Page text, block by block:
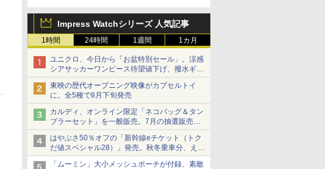
Impress Watchシリーズ 人気記事
1時間 24時間 1週間 1カ月
ユニクロ、今日から「お盆特別セール」。涼感
シアサッカーワンピース待望値下げ、撥水ギア
ショーツは1990円に
東映の歴代オープニング映像がカプセルトイ
に。全5種で8月下旬発売
カルディ、オンライン限定「ネコバッグ＆タン
ブラーセット」を一般販売。7月の抽選販売の
当選無効分
はやぶさ50％オフの「新幹線eチケット（トク
だ値スペシャル28）」発売。秋冬乗車分、えき
ねっと限定
「ムーミン」大小メッシュポーチが付録、素敵